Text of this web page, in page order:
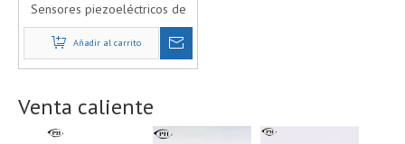
Sensores piezoeléctricos de
tubo piezoeléctrico para la
venta
Añadir al carrito
Venta caliente